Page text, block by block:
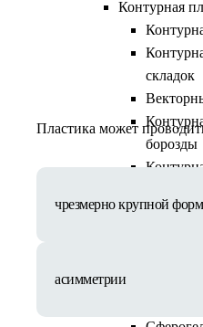
Контурная
складок
борозды
Филлер
Мезонити
Показания
Пластика может
чрезмерно крупной
асимметрии